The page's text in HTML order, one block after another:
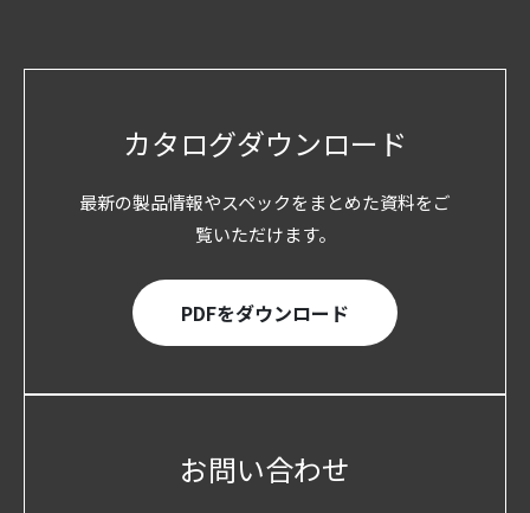
カタログダウンロード
最新の製品情報やスペックをまとめた資料をご
覧いただけます。
PDFをダウンロード
お問い合わせ